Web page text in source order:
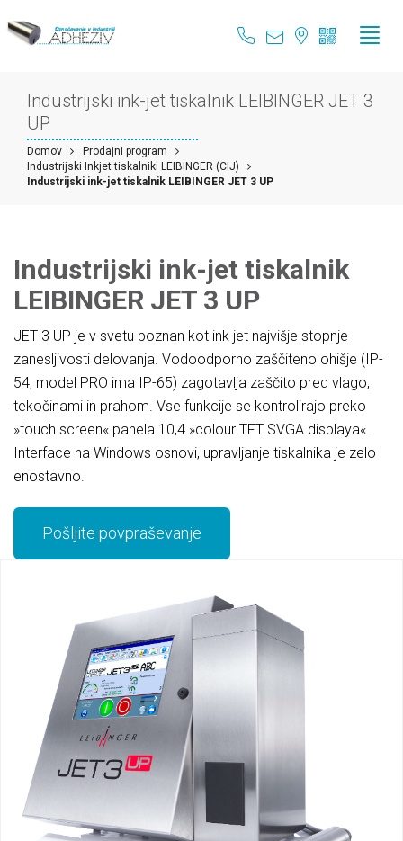
Industrijski ink-jet tiskalnik LEIBINGER JET 3
UP
Domov
Prodajni program
Industrijski Inkjet tiskalniki LEIBINGER (CIJ)
Industrijski ink-jet tiskalnik LEIBINGER JET 3 UP
Industrijski ink-jet tiskalnik
LEIBINGER JET 3 UP
JET 3 UP je v svetu poznan kot ink jet najvišje stopnje
zanesljivosti delovanja. Vodoodporno zaščiteno ohišje (IP-
54, model PRO ima IP-65) zagotavlja zaščito pred vlago,
tekočinami in prahom. Vse funkcije se kontrolirajo preko
»touch screen« panela 10,4 »colour TFT SVGA displaya«.
Interface na Windows osnovi, upravljanje tiskalnika je zelo
enostavno.
Pošljite povpraševanje